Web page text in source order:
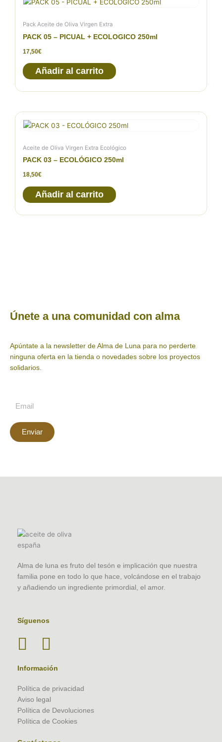
Pack Aceite de Oliva Virgen Extra
PACK 05 – PICUAL + ECOLOGICO 250ml
17,50€
Añadir al carrito
Aceite de Oliva Virgen Extra Ecológico
PACK 03 – ECOLÓGICO 250ml
18,50€
Añadir al carrito
Únete a una comunidad con alma
Apúntate a la newsletter de Alma de Luna para no perderte
ninguna oferta en la tienda o novedades sobre los proyectos
solidarios.
Enviar
Alma de luna es fruto del tesón e implicación que nuestra
familia pone en todo lo que hace, volcándose en el trabajo
y añadiendo un ingrediente primordial, el amor.
Síguenos
Información
Política de privacidad
Aviso legal
Política de Devoluciones
Política de Cookies